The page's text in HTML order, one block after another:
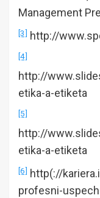
Management
[3] http://
[4]
http://
etika-a-etiketa
[5]
http://
etika-a-etiketa
[6] http(://
profesni-